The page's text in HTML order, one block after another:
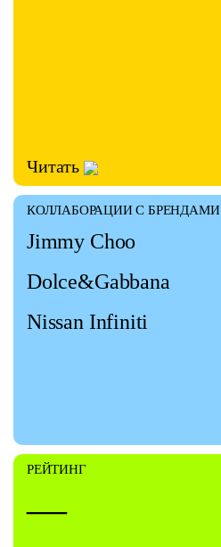
Читать
КОЛЛАБОРАЦИИ С БРЕНДАМИ
Jimmy Choo
Dolce&Gabbana
Nissan Infiniti
РЕЙТИНГ
—